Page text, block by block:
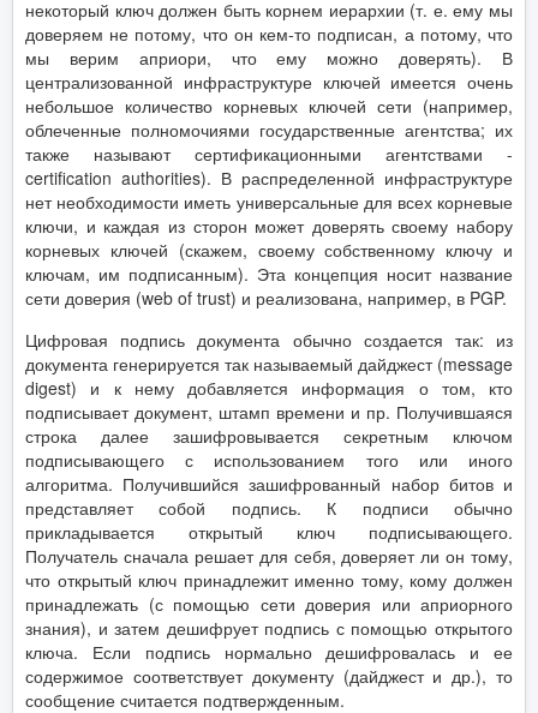
некоторый ключ должен быть корнем иерархии (т. е. ему мы
доверяем не потому, что он кем-то подписан, а потому, что
мы верим априори, что ему можно доверять). В
централизованной инфраструктуре ключей имеется очень
небольшое количество корневых ключей сети (например,
облеченные полномочиями государственные агентства; их
также называют сертификационными агентствами -
certification authorities). В распределенной инфраструктуре
нет необходимости иметь универсальные для всех корневые
ключи, и каждая из сторон может доверять своему набору
корневых ключей (скажем, своему собственному ключу и
ключам, им подписанным). Эта концепция носит название
сети доверия (web of trust) и реализована, например, в PGP.
Цифровая подпись документа обычно создается так: из
документа генерируется так называемый дайджест (message
digest) и к нему добавляется информация о том, кто
подписывает документ, штамп времени и пр. Получившаяся
строка далее зашифровывается секретным ключом
подписывающего с использованием того или иного
алгоритма. Получившийся зашифрованный набор битов и
представляет собой подпись. К подписи обычно
прикладывается открытый ключ подписывающего.
Получатель сначала решает для себя, доверяет ли он тому,
что открытый ключ принадлежит именно тому, кому должен
принадлежать (с помощью сети доверия или априорного
знания), и затем дешифрует подпись с помощью открытого
ключа. Если подпись нормально дешифровалась и ее
содержимое соответствует документу (дайджест и др.), то
сообщение считается подтвержденным.